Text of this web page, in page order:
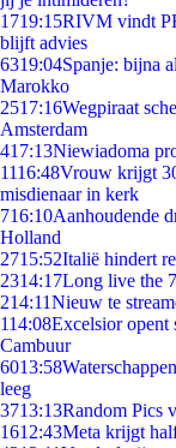
1719:15RIVM vindt
blijft advies
6319:04Spanje: bijna
Marokko
2517:16Wegpiraat
Amsterdam
417:13Niewiadoma
1116:48Vrouw krijgt
misdienaar in kerk
716:10Aanhoudende
Holland
2715:52Italië hindert
2314:17Long live the
214:11Nieuw te
114:08Excelsior opent
Cambuur
6013:58
leeg
3713:13Random Pics
1612:43Meta krijgt